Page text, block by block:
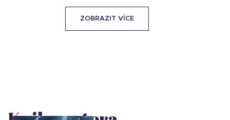
ZOBRAZIT VÍCE